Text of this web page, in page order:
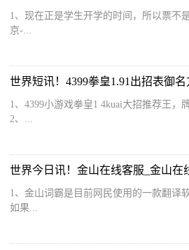
1、现在正是学生开学的时间，所以票不
京-...
世界短讯！4399拳皇1.91出招表御
1、4399小游戏拳皇1 4kuai大招推荐王，
2、...
世界今日讯！金山在线客服_金山在
1、金山词霸是目前网民使用的一款翻译
如果...